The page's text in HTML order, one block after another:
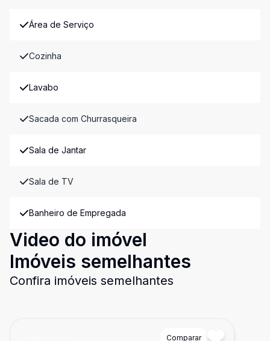
Área de Serviço
Cozinha
Lavabo
Sacada com Churrasqueira
Sala de Jantar
Sala de TV
Banheiro de Empregada
Video do imóvel
Imóveis semelhantes
Confira imóveis semelhantes
Comparar